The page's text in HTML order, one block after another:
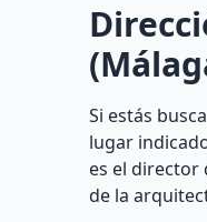
Si estás
lugar
es el director
de la